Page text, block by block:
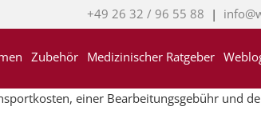
+49 26 32 / 96 55 88 |
Zubehör Medizinischer Ratgeber
einer Bearbeitungsgebühr und